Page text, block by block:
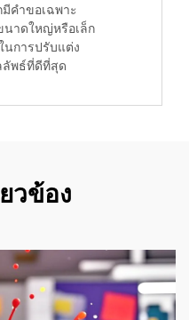
คำขอเฉพาะ
นาดใหญ่หรือเล็ก
นการปรับแต่ง
ลัพธ์ที่ดีที่สุด
วข้อง